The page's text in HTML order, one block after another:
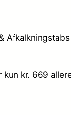
kun kr. 669